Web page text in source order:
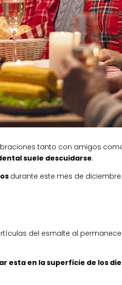
tanto con amigos
suele descuidarse.
durante este mes de diciembre.
del esmalte al
esta en la superficie de los